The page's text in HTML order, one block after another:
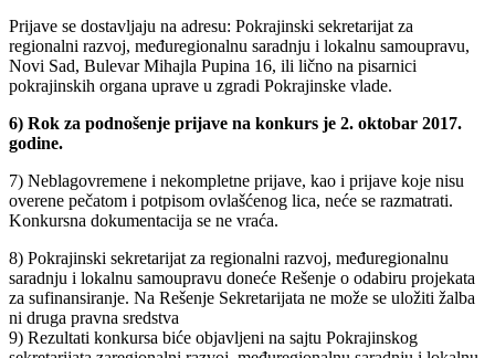
Prijave se dostavljaju na adresu: Pokrajinski sekretarijat za
regionalni razvoj, međuregionalnu saradnju i lokalnu samoupravu,
Novi Sad, Bulevar Mihajla Pupina 16, ili lično na pisarnici
pokrajinskih organa uprave u zgradi Pokrajinske vlade.
6) Rok za podnošenje prijave na konkurs je 2. oktobar 2017.
godine.
7) Neblagovremene i nekompletne prijave, kao i prijave koje nisu
overene pečatom i potpisom ovlašćenog lica, neće se razmatrati.
Konkursna dokumentacija se ne vraća.
8) Pokrajinski sekretarijat za regionalni razvoj, međuregionalnu
saradnju i lokalnu samoupravu doneće Rešenje o odabiru projekata
za sufinansiranje. Na Rešenje Sekretarijata ne može se uložiti žalba
ni druga pravna sredstva
9) Rezultati konkursa biće objavljeni na sajtu Pokrajinskog